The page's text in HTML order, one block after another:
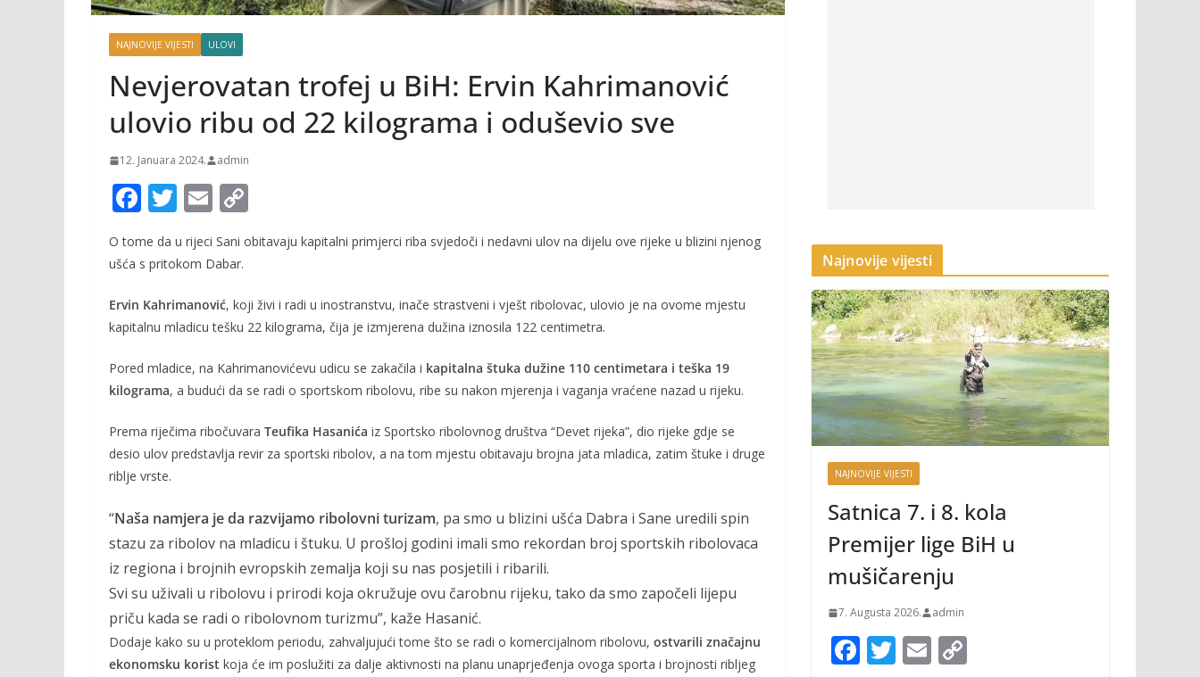
NAJNOVIJE VIJESTI ULOVI
Nevjerovatan trofej u BiH: Ervin Kahrimanović
ulovio ribu od 22 kilograma i oduševio sve
12. Januara 2024. admin
F
ac
e
b
o
o
k
T
itt
E
ai
o
p
Li
n
k
O tome da u rijeci Sani obitavaju kapitalni primjerci riba svjedoči i nedavni ulov na dijelu ove rijeke u blizini njenog
ušća s pritokom Dabar.
Ervin Kahrimanović, koji živi i radi u inostranstvu, inače strastveni i vješt ribolovac, ulovio je na ovome mjestu
kapitalnu mladicu tešku 22 kilograma, čija je izmjerena dužina iznosila 122 centimetra.
Pored mladice, na Kahrimanovićevu udicu se zakačila i kapitalna štuka dužine 110 centimetara i teška 19
kilograma, a budući da se radi o sportskom ribolovu, ribe su nakon mjerenja i vaganja vraćene nazad u rijeku.
Prema riječima ribočuvara Teufika Hasanića iz Sportsko ribolovnog društva “Devet rijeka”, dio rijeke gdje se
desio ulov predstavlja revir za sportski ribolov, a na tom mjestu obitavaju brojna jata mladica, zatim štuke i druge
riblje vrste.
“Naša namjera je da razvijamo ribolovni turizam, pa smo u blizini ušća Dabra i Sane uredili spin
stazu za ribolov na mladicu i štuku. U prošloj godini imali smo rekordan broj sportskih ribolovaca
iz regiona i brojnih evropskih zemalja koji su nas posjetili i ribarili.
Svi su uživali u ribolovu i prirodi koja okružuje ovu čarobnu rijeku, tako da smo započeli lijepu
priču kada se radi o ribolovnom turizmu”, kaže Hasanić.
Dodaje kako su u proteklom periodu, zahvaljujući tome što se radi o komercijalnom ribolovu, ostvarili značajnu
ekonomsku korist koja će im poslužiti za dalje aktivnosti na planu unaprjeđenja ovoga sporta i brojnosti ribljeg
Najnovije vijesti
NAJNOVIJE VIJESTI
Satnica 7. i 8. kola
Premijer lige BiH u
mušičarenju
7. Augusta 2026. admin
F T E